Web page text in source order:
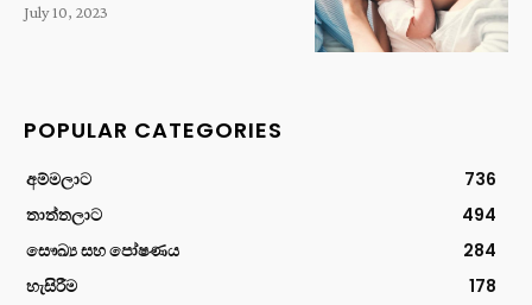
July 10, 2023
POPULAR CATEGORIES
අම්මලාට
736
තාත්තලාට
494
සෞඛ්‍ය සහ පෝෂණය
284
හැසිරීම
178